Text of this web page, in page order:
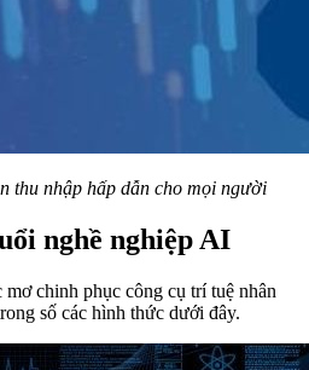
thu nhập hấp dẫn cho mọi người
nghề nghiệp AI
chinh phục công cụ trí tuệ nhân
số các hình thức dưới đây.